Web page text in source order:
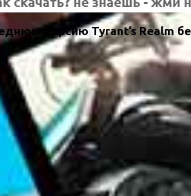
версию Tyrant’s Realm